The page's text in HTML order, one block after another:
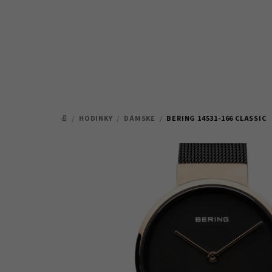
DOMOV
/ HODINKY / DÁMSKE / BERING 14531-166 CLASSIC